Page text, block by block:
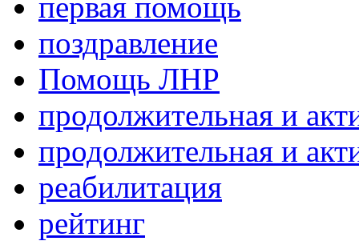
поздравление
Помощь ЛНР
продолжительная и
продолжительная и
реабилитация
рейтинг